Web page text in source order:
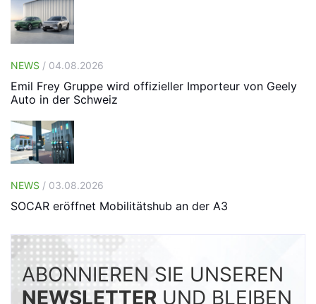
NEWS / 04.08.2026
Emil Frey Gruppe wird offizieller Importeur von Geely
Auto in der Schweiz
NEWS / 03.08.2026
SOCAR eröffnet Mobilitätshub an der A3
ABONNIEREN SIE UNSEREN
NEWSLETTER UND BLEIBEN